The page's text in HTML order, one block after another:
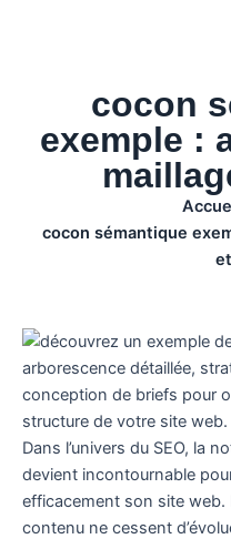
cocon
exemple :
cocon sémantique
Dans l’univers du SEO, la
devient incontournable
efficacement son site
contenu ne cessent